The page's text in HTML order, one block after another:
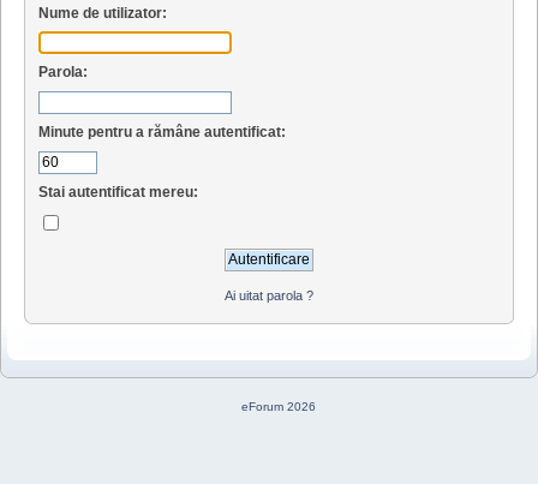
Nume de utilizator:
Parola:
Minute pentru a rămâne autentificat:
Stai autentificat mereu:
Ai uitat parola ?
eForum 2026